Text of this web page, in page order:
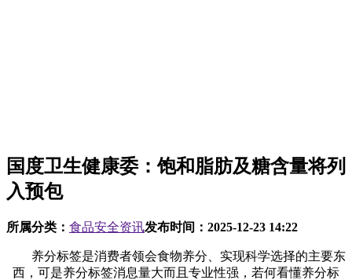
国度卫生健康委：饱和脂肪及糖含量将列
入预包
所属分类： 食品安全资讯发布时间： 2025-12-23 14:22
养分标签是消费者领会食物养分、实现科学选择的主要东
西，可是养分标签消息量大而且专业性强，若何看懂养分标